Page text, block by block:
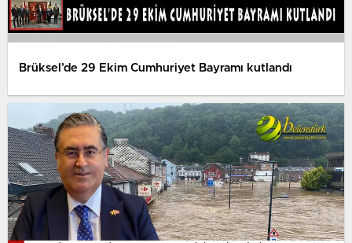
Brüksel’de 29 Ekim Cumhuriyet Bayramı kutlandı